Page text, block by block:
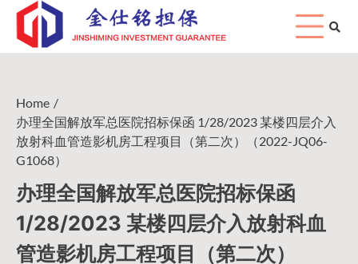
Skip
content
Home
办理全国解放军总医院招标保函 1/28/2023 某楼四层介入
放射科血管造影机房工程项目（第二次）（2022-JQ06-
G1068）
办理全国解放军总医院招标保函
1/28/2023 某楼四层介入放射科血
管造影机房工程项目（第二次）